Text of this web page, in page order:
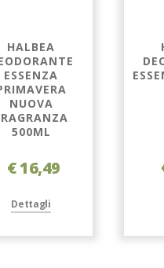
HALBEA
ESSENZA
NUOVA
500ML
€ 16,49
Dettagli